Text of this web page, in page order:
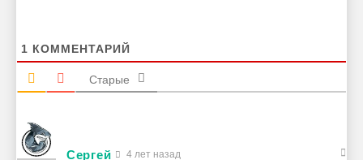
1 КОММЕНТАРИЙ
Старые
Сергей 4 лет назад